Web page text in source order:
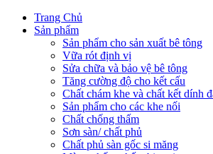
Trang Chủ
Sản phẩm
Sản phẩm cho sản xuất bê tông
Vữa rót định vị
Sửa chữa và bảo vệ bê tông
Tăng cường độ cho kết cấu
Chất chám khe và chất kết dính
Sản phẩm cho các khe nối
Chất chống thấm
Sơn sàn/ chất phủ
Chất phủ sàn gốc si măng